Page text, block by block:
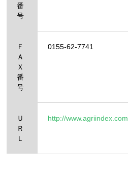
番
号
Ｆ
Ａ
Ｘ
番
号
0155-62-7741
Ｕ
Ｒ
Ｌ
http://www.agriindex.com